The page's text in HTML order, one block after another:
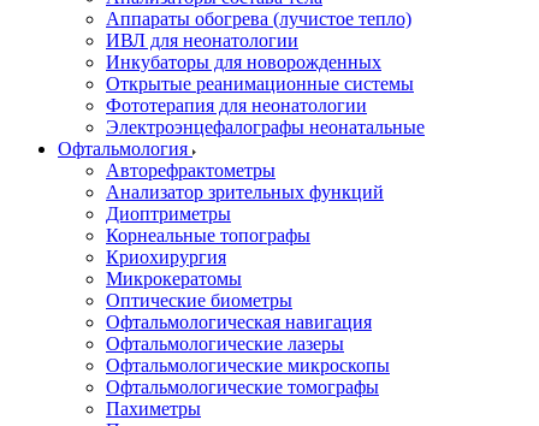
Аппараты обогрева (лучистое тепло)
ИВЛ для неонатологии
Инкубаторы для новорожденных
Открытые реанимационные системы
Фототерапия для неонатологии
Электроэнцефалографы неонатальные
Офтальмология
Авторефрактометры
Анализатор зрительных функций
Диоптриметры
Корнеальные топографы
Криохирургия
Микрокератомы
Оптические биометры
Офтальмологическая навигация
Офтальмологические лазеры
Офтальмологические микроскопы
Офтальмологические томографы
Пахиметры